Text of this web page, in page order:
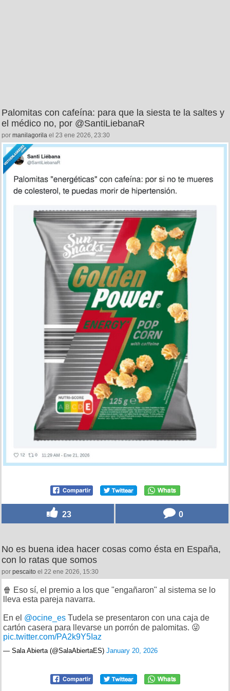
Palomitas con cafeína: para que la siesta te la saltes y
el médico no, por @SantiLiebanaR
por manilagorila el 23 ene 2026, 23:30
23 0
No es buena idea hacer cosas como ésta en España,
con lo ratas que somos
por pescaito el 22 ene 2026, 15:30
🍿 Eso sí, el premio a los que "engañaron" al sistema se lo
lleva esta pareja navarra.
En el @ocine_es Tudela se presentaron con una caja de
cartón casera para llevarse un porrón de palomitas. 😜
pic.twitter.com/PA2k9Y5Iaz
— Sala Abierta (@SalaAbiertaES) January 20, 2026